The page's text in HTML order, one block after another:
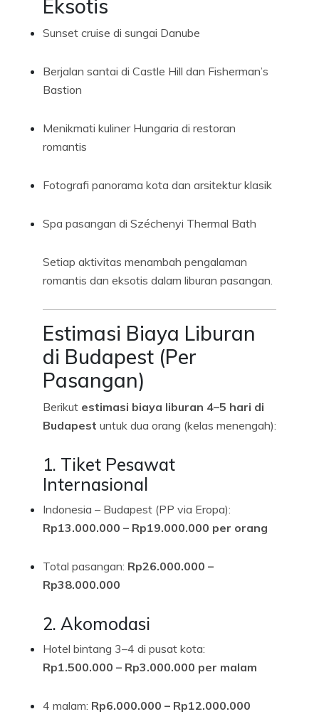
Eksotis
Sunset cruise di sungai Danube
Berjalan santai di Castle Hill dan Fisherman’s
Bastion
Menikmati kuliner Hungaria di restoran
romantis
Fotografi panorama kota dan arsitektur klasik
Spa pasangan di Széchenyi Thermal Bath
Setiap aktivitas menambah pengalaman
romantis dan eksotis dalam liburan pasangan.
Estimasi Biaya Liburan
di Budapest (Per
Pasangan)
Berikut estimasi biaya liburan 4–5 hari di
Budapest untuk dua orang (kelas menengah):
1. Tiket Pesawat
Internasional
Indonesia – Budapest (PP via Eropa):
Rp13.000.000 – Rp19.000.000 per orang
Total pasangan: Rp26.000.000 –
Rp38.000.000
2. Akomodasi
Hotel bintang 3–4 di pusat kota:
Rp1.500.000 – Rp3.000.000 per malam
4 malam: Rp6.000.000 – Rp12.000.000